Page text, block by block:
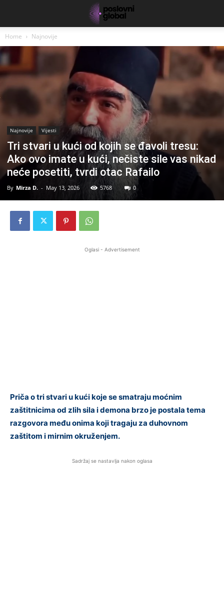
Home Najnovije
Najnovije Vijesti
Tri stvari u kući od kojih se đavoli tresu:
Ako ovo imate u kući, nečiste sile vas nikad
neće posetiti, tvrdi otac Rafailo
By Mirza D. - May 13, 2026 5768 0
Oglasi - Advertisement
Priča o tri stvari u kući koje se smatraju moćnim
zaštitnicima od zlih sila i demona brzo je postala tema
razgovora među onima koji tragaju za duhovnom
zaštitom i mirnim okruženjem.
Sadržaj se nastavlja nakon oglasa